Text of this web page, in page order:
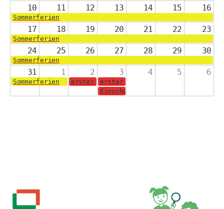
10 11 12 13 14 15 16
Sommerferien
17 18 19 20 21 22 23
Sommerferien
24 25 26 27 28 29 30
Sommerferien
31 1 2 3 4 5 6
Sommerferien erster Schultag für die Jahrgänge 2-4
erster Schultag für die
Einschulungsgottesdienst in der